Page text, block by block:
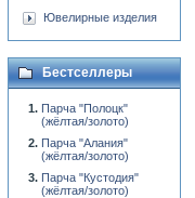
Ювелирные изделия
Бестселлеры
Парча "Полоцк"
(жёлтая/золото)
Парча "Алания"
(жёлтая/золото)
Парча "Кустодия"
(жёлтая/золото)